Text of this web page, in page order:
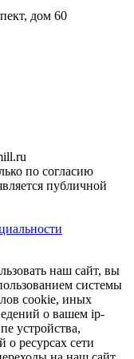
дом 60
по согласию
публичной
наш cайт, вы
системы
cookie, иных
о вашем ip-
устройства,
ресурсах сети